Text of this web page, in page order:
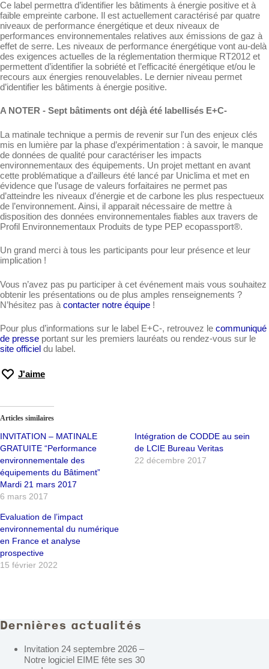
Ce label permettra d’identifier les bâtiments à énergie positive et à
faible empreinte carbone. Il est actuellement caractérisé par quatre
niveaux de performance énergétique et deux niveaux de
performances environnementales relatives aux émissions de gaz à
effet de serre. Les niveaux de performance énergétique vont au-delà
des exigences actuelles de la réglementation thermique RT2012 et
permettent d’identifier la sobriété et l’efficacité énergétique et/ou le
recours aux énergies renouvelables. Le dernier niveau permet
d’identifier les bâtiments à énergie positive.
A NOTER - Sept bâtiments ont déjà été labellisés E+C-
La matinale technique a permis de revenir sur l'un des enjeux clés
mis en lumière par la phase d’expérimentation : à savoir, le manque
de données de qualité pour caractériser les impacts
environnementaux des équipements. Un projet mettant en avant
cette problématique a d’ailleurs été lancé par Uniclima et met en
évidence que l’usage de valeurs forfaitaires ne permet pas
d’atteindre les niveaux d’énergie et de carbone les plus respectueux
de l’environnement. Ainsi, il apparait nécessaire de mettre à
disposition des données environnementales fiables aux travers de
Profil Environnementaux Produits de type PEP ecopassport®.
Un grand merci à tous les participants pour leur présence et leur
implication !
Vous n’avez pas pu participer à cet événement mais vous souhaitez
obtenir les présentations ou de plus amples renseignements ?
N’hésitez pas à contacter notre équipe !
Pour plus d’informations sur le label E+C-, retrouvez le communiqué
de presse portant sur les premiers lauréats ou rendez-vous sur le
site officiel du label.
J'aime
Articles similaires
INVITATION – MATINALE
GRATUITE “Performance
environnementale des
équipements du Bâtiment”
Mardi 21 mars 2017
6 mars 2017
Intégration de CODDE au sein
de LCIE Bureau Veritas
22 décembre 2017
Evaluation de l’impact
environnemental du numérique
en France et analyse
prospective
15 février 2022
Dernières actualités
Invitation 24 septembre 2026 –
Notre logiciel EIME fête ses 30